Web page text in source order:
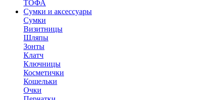
ТОФА
Сумки и аксессуары
Сумки
Визитницы
Шляпы
Зонты
Клатч
Ключницы
Косметички
Кошельки
Очки